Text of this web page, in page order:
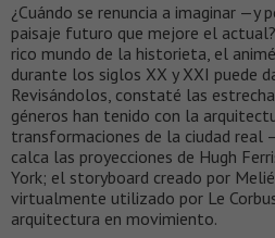
¿Cuándo se renuncia a imaginar
paisaje futuro que mejore el
rico mundo de la historieta, el
durante los siglos XX y XXI puede
Revisándolos, constaté las
géneros han tenido con la
transformaciones de la ciudad real
calca las proyecciones de Hugh
York; el storyboard creado por
virtualmente utilizado por Le
arquitectura en movimiento.